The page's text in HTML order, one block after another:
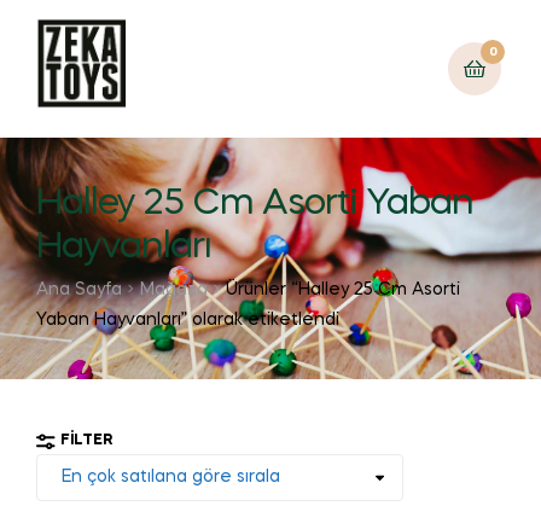
0
Halley 25 Cm Asorti Yaban
Hayvanları
Ana Sayfa Mağaza
Ürünler “Halley 25 Cm Asorti
Yaban Hayvanları” olarak etiketlendi
FILTER